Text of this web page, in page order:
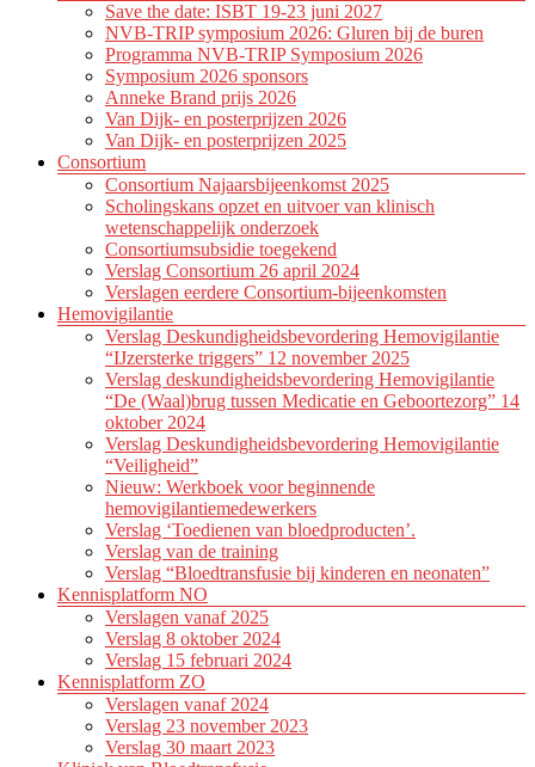
Save the date: ISBT 19-23 juni 2027
NVB-TRIP symposium 2026: Gluren bij de buren
Programma NVB-TRIP Symposium 2026
Symposium 2026 sponsors
Anneke Brand prijs 2026
Van Dijk- en posterprijzen 2026
Van Dijk- en posterprijzen 2025
Consortium
Consortium Najaarsbijeenkomst 2025
Scholingskans opzet en uitvoer van klinisch
wetenschappelijk onderzoek
Consortiumsubsidie toegekend
Verslag Consortium 26 april 2024
Verslagen eerdere Consortium-bijeenkomsten
Hemovigilantie
Verslag Deskundigheidsbevordering Hemovigilantie
“IJzersterke triggers” 12 november 2025
Verslag deskundigheidsbevordering Hemovigilantie
“De (Waal)brug tussen Medicatie en Geboortezorg” 14
oktober 2024
Verslag Deskundigheidsbevordering Hemovigilantie
“Veiligheid”
Nieuw: Werkboek voor beginnende
hemovigilantiemedewerkers
Verslag ‘Toedienen van bloedproducten’.
Verslag van de training
Verslag “Bloedtransfusie bij kinderen en neonaten”
Kennisplatform NO
Verslagen vanaf 2025
Verslag 8 oktober 2024
Verslag 15 februari 2024
Kennisplatform ZO
Verslagen vanaf 2024
Verslag 23 november 2023
Verslag 30 maart 2023